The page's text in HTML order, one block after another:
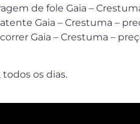
de fole Gaia –
Gaia – Crestuma –
Gaia – Crestuma –
os dias.